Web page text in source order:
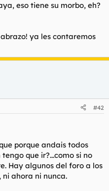
eso tiene su morbo, eh?
ya les contaremos
#42
porque andais todos
que ir?...como si no
Hay algunos del foro a los
ahora ni nunca.